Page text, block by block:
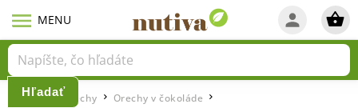
Hľadať
Domov / Orechy Orechy v čokoláde /